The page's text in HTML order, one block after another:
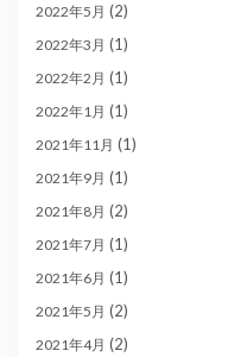
2022年5月 (2)
2022年3月 (1)
2022年2月 (1)
2022年1月 (1)
2021年11月 (1)
2021年9月 (1)
2021年8月 (2)
2021年7月 (1)
2021年6月 (1)
2021年5月 (2)
2021年4月 (2)